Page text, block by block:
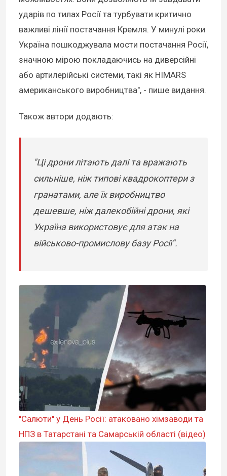
ударів по тилах Росії та турбувати критично
важливі лінії постачання Кремля. У минулі роки
Україна пошкоджувала мости постачання Росії,
значною мірою покладаючись на диверсійні
або артилерійські системи, такі як HIMARS
американського виробництва", - пише видання.
Також автори додають:
"Ці дрони літають далі та вражають
сильніше, ніж типові квадрокоптери з
гранатами, але їх виробництво
дешевше, ніж далекобійні дрони, які
Україна використовує для атак на
військово-промислову базу Росії".
"Салюти" у День Росії: атаковано хімзаводи та
НПЗ в Татарстані та Самарській області (відео)